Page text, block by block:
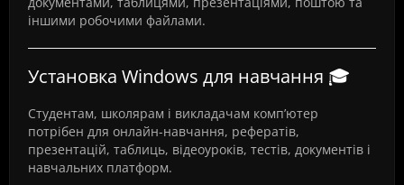
іншими робочими файлами.
Установка Windows для навчання 🎓
Студентам, школярам і викладачам комп’ютер
потрібен для онлайн-навчання, рефератів,
презентацій, таблиць, відеоуроків, тестів, документів і
навчальних платформ.